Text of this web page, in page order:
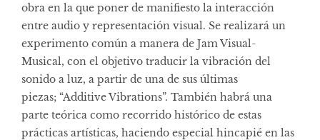
obra en la que poner de manifiesto la interacción
entre audio y representación visual. Se realizará un
experimento común a manera de Jam Visual-
Musical, con el objetivo traducir la vibración del
sonido a luz, a partir de una de sus últimas
piezas; “Additive Vibrations”. También habrá una
parte teórica como recorrido histórico de estas
prácticas artísticas, haciendo especial hincapié en las